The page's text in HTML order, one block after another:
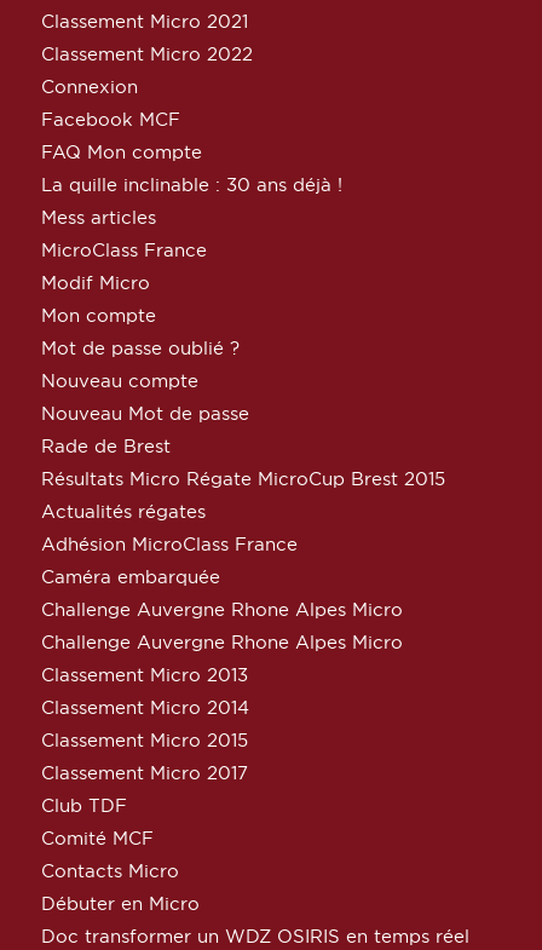
Classement Micro 2021
Classement Micro 2022
Connexion
Facebook MCF
FAQ Mon compte
La quille inclinable : 30 ans déjà !
Mess articles
MicroClass France
Modif Micro
Mon compte
Mot de passe oublié ?
Nouveau compte
Nouveau Mot de passe
Rade de Brest
Résultats Micro Régate MicroCup Brest 2015
Actualités régates
Adhésion MicroClass France
Caméra embarquée
Challenge Auvergne Rhone Alpes Micro
Challenge Auvergne Rhone Alpes Micro
Classement Micro 2013
Classement Micro 2014
Classement Micro 2015
Classement Micro 2017
Club TDF
Comité MCF
Contacts Micro
Débuter en Micro
Doc transformer un WDZ OSIRIS en temps réel